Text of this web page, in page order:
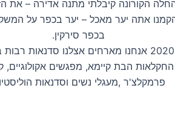
הקורונה קיבלתי מתנה אדירה – את
אתה יער מאכל – יער בכפר על
בכפר סירקין.
מ 2020 אנחנו מארחים אצלנו סדנאות
החקלאות הבת קיימא, מפגשים אקולוגיים,
פרמקלצ'ר ,מעגלי נשים וסדנאות